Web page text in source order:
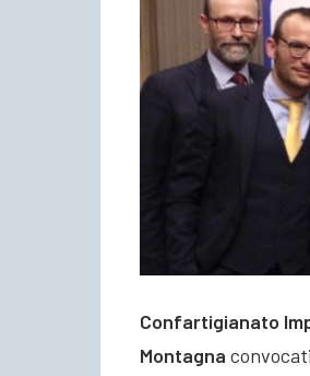
Confartigianato
Montagna